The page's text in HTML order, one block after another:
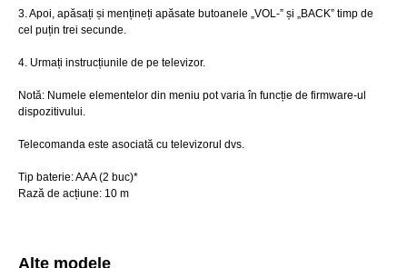
3. Apoi, apăsați și mențineți apăsate butoanele „VOL-” și „BACK” timp de
cel puțin trei secunde.
4. Urmați instrucțiunile de pe televizor.
Notă: Numele elementelor din meniu pot varia în funcție de firmware-ul
dispozitivului.
Telecomanda este asociată cu televizorul dvs.
Tip baterie: AAA (2 buc)*
Rază de acțiune: 10 m
Alte modele